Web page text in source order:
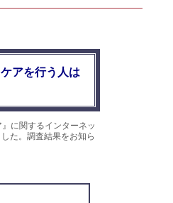
アを行う人は
に関するインターネッ
た。調査結果をお知ら